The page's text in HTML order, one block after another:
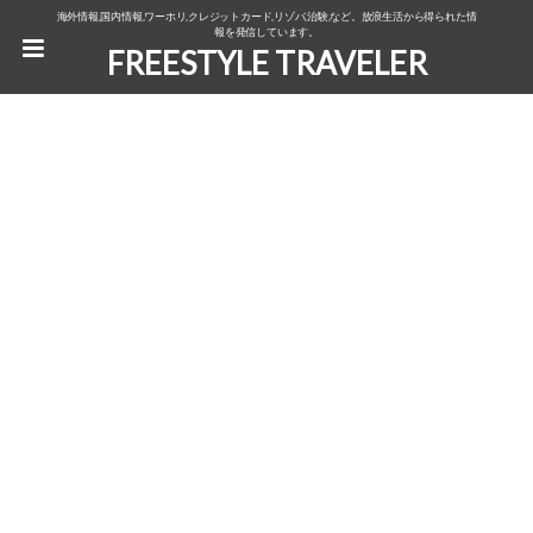
海外情報,国内情報,ワーホリ,クレジットカード,リゾバ,治験,など。放浪生活から得られた情
報を発信しています。
FREESTYLE TRAVELER